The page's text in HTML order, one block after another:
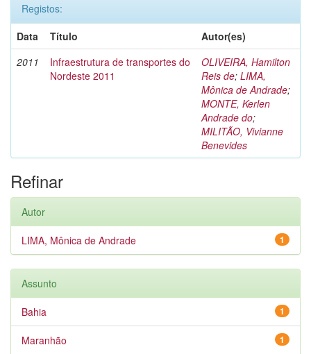
Registos:
Data
Título
Autor(es)
2011
Infraestrutura de transportes do
Nordeste 2011
OLIVEIRA, Hamilton
Reis de; LIMA,
Mônica de Andrade;
MONTE, Kerlen
Andrade do;
MILITÃO, Vivianne
Benevides
Refinar
Autor
1
LIMA, Mônica de Andrade
Assunto
1
Bahia
1
Maranhão